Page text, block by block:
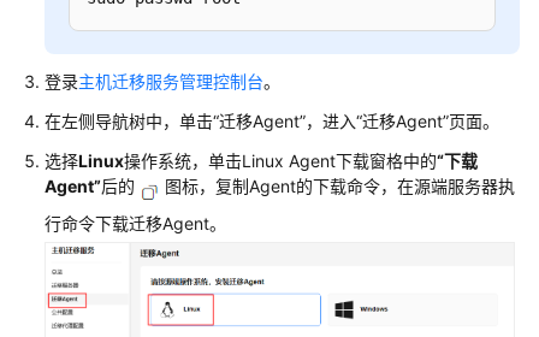
ECS
例
间
移
创
建
主
机
登录主机迁移服务管理控制台。
在左侧导航树中，单击“迁移Agent”，进入“迁移Agent”页面。
选择Linux操作系统，单击Linux Agent下载窗格中的“下载
Agent”后的
图标，复制Agent的下载命令，在源端服务器执
行命令下载迁移Agent。